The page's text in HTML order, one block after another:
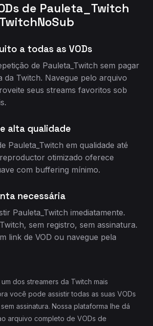
de Pauleta_Twitch
a todas as VODs
de Pauleta_Twitch sem pagar
da Twitch. Navegue pelo arquivo
seus streams favoritos sob
alta qualidade
Pauleta_Twitch em qualidade até
otimizado oferece
com buffering mínimo.
necessária
Pauleta_Twitch imediatamente.
sem registro, sem assinatura.
link de VOD ou navegue pela
dos streamers da Twitch mais
você pode assistir todas as suas VODs
assinatura. Nossa plataforma lhe dá
arquivo completo de VODs de